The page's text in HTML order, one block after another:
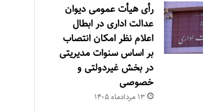
رأی هیأت عمومی دیوان
عدالت اداری در ابطال
اعلام نظر امکان انتصاب
بر اساس سنوات مدیریتی
در بخش غیردولتی و
خصوصی
۱۳ مرداد‌ماه ۱۴۰۵